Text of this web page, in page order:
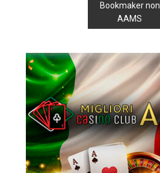
Bookmaker non
AAMS